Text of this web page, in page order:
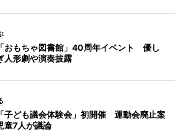
おもちゃ図書館」40周年イベント 優し
人形劇や演奏披露
子ども議会体験会」初開催 運動会廃止案
童7人が議論